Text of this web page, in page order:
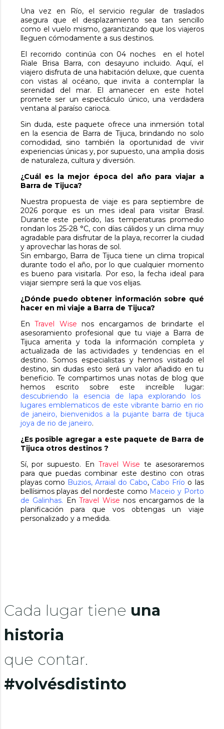
Una vez en Río, el servicio regular de traslados
asegura que el desplazamiento sea tan sencillo
como el vuelo mismo, garantizando que los viajeros
lleguen cómodamente a sus destinos.
El recorrido continúa con 04 noches en el hotel
Riale Brisa Barra, con desayuno incluido. Aquí, el
viajero disfruta de una habitación deluxe, que cuenta
con vistas al océano, que invita a contemplar la
serenidad del mar. El amanecer en este hotel
promete ser un espectáculo único, una verdadera
ventana al paraíso carioca.
Sin duda, este paquete ofrece una inmersión total
en la esencia de Barra de Tijuca, brindando no solo
comodidad, sino también la oportunidad de vivir
experiencias únicas y, por supuesto, una amplia dosis
de naturaleza, cultura y diversión.
¿Cuál es la mejor época del año para viajar a
Barra de Tijuca?
Nuestra propuesta de viaje es para septiembre de
2026 porque es un mes ideal para visitar Brasil.
Durante este período, las temperaturas promedio
rondan los 25-28 °C, con días cálidos y un clima muy
agradable para disfrutar de la playa, recorrer la ciudad
y aprovechar las horas de sol.
Sin embargo, Barra de Tijuca tiene un clima tropical
durante todo el año, por lo que cualquier momento
es bueno para visitarla. Por eso, la fecha ideal para
viajar siempre será la que vos elijas.
¿Dónde puedo obtener información sobre qué
hacer en mi viaje a Barra de Tijuca?
EnTravel Wise nos encargamos de brindarte el
asesoramiento profesional que tu viaje a Barra de
Tijuca amerita y toda la información completa y
actualizada de las actividades y tendencias en el
destino. Somos especialistas y hemos visitado el
destino, sin dudas esto será un valor añadido en tu
beneficio. Te compartimos unas notas de blog que
hemos escrito sobre este increíble lugar:
descubriendo la esencia de lapa explorando los
lugares emblematicos de este vibrante barrio en rio
de janeiro,bienvenidos a la pujante barra de tijuca
joya de rio de janeiro.
¿Es posible agregar a este paquete de Barra de
Tijuca otros destinos ?
Sí, por supuesto. En Travel Wise te asesoraremos
para que puedas combinar este destino con otras
playas como Buzios, Arraial do Cabo, Cabo Frío o las
bellísimos playas del nordeste como Maceio yPorto
de Galinhas. En Travel Wise nos encargamos de la
planificación para que vos obtengas un viaje
personalizado y a medida.
Cada lugar tiene una
historia
que contar.
#volvésdistinto